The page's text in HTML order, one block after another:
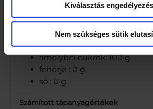
Kiválasztás
Nem szükséges sütik
energia : 1700 kJ / 400 kcal
zsír : 0 g
amelyből telített zsírsavak :
szénhidrát : 100 g
amelyből cukrok: 100 g
fehérje : 0 g
só : 0 g
Számított tápanyagértékek